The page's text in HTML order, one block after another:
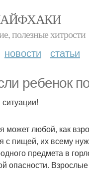
полезные хитрости
новости статьи
ребенок
может любой, как
с пищей, их всему
предмета в
опасности.